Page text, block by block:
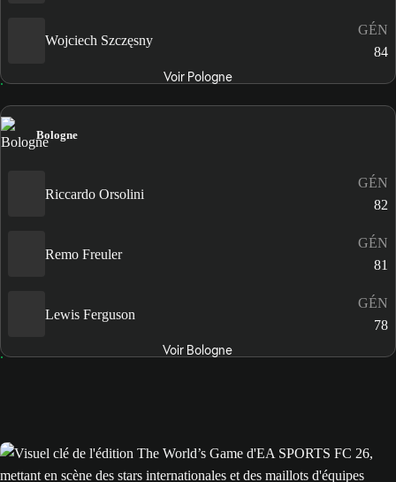
Wojciech Szczęsny
GÉN
84
Voir Pologne
Bologne
Riccardo Orsolini
GÉN
82
Remo Freuler
GÉN
81
Lewis Ferguson
GÉN
78
Voir Bologne